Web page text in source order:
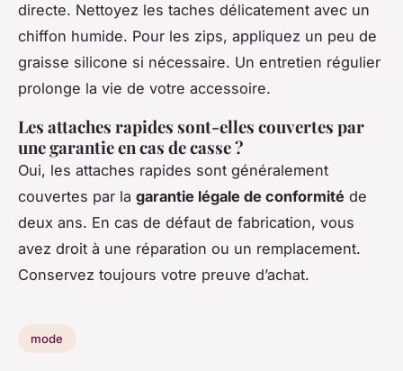
directe. Nettoyez les taches délicatement avec un
chiffon humide. Pour les zips, appliquez un peu de
graisse silicone si nécessaire. Un entretien régulier
prolonge la vie de votre accessoire.
Les attaches rapides sont-elles couvertes par
une garantie en cas de casse ?
Oui, les attaches rapides sont généralement
couvertes par la garantie légale de conformité de
deux ans. En cas de défaut de fabrication, vous
avez droit à une réparation ou un remplacement.
Conservez toujours votre preuve d’achat.
mode